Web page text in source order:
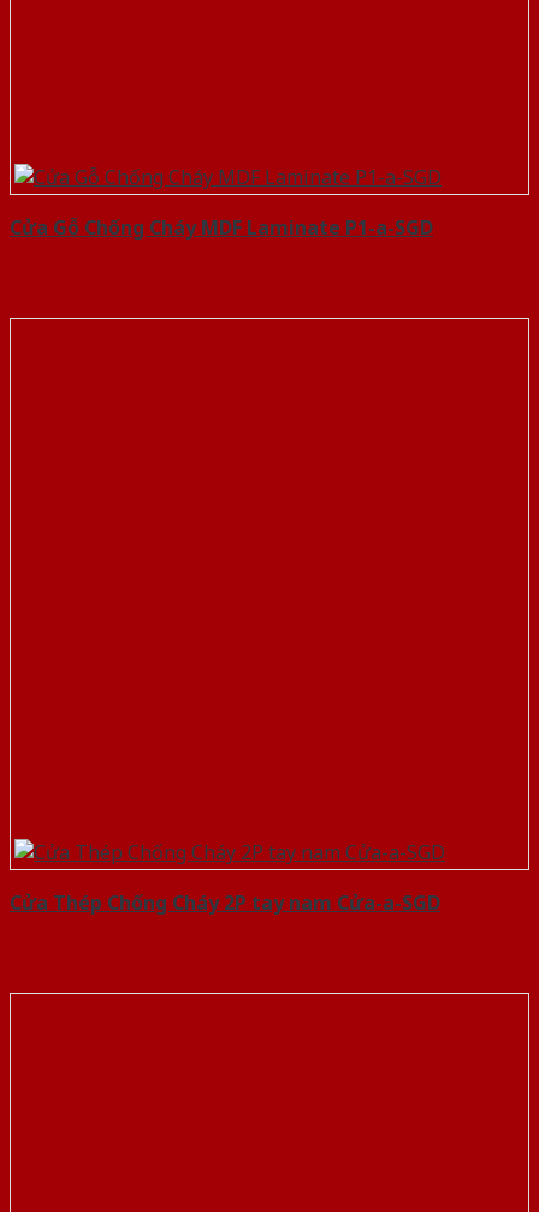
Cửa Gỗ Chống Cháy MDF Laminate P1-a-SGD
Cửa Thép Chống Cháy 2P tay nam Cửa-a-SGD